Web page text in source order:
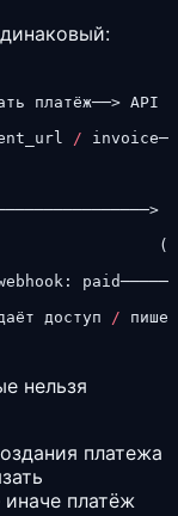
платёж──> API
/
>
доступ /
нельзя
платежа
платёж